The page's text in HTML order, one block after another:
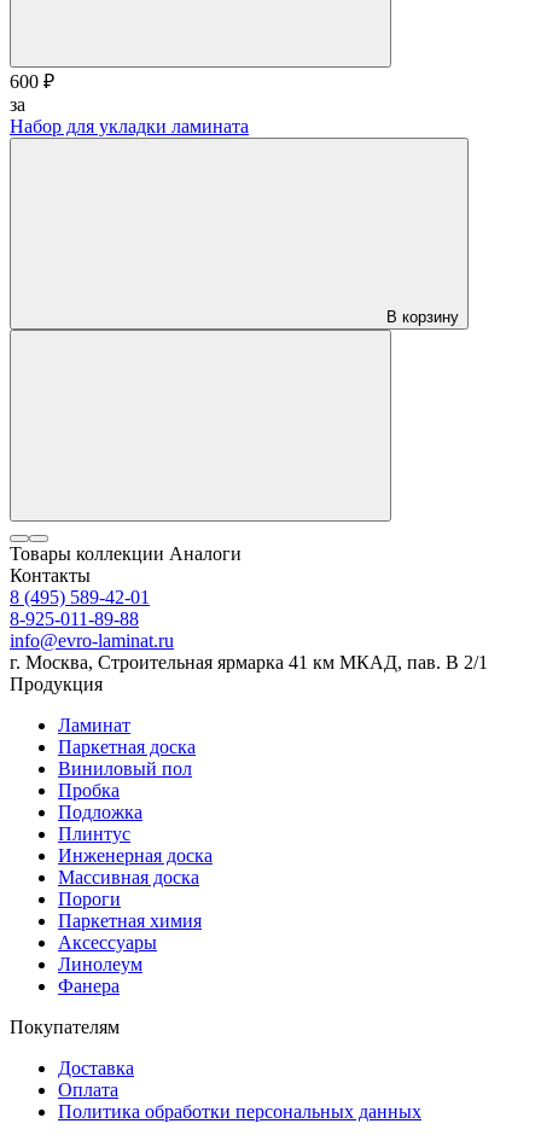
600 ₽
за
Набор для укладки ламината
В корзину
Товары коллекции Аналоги
Контакты
8 (495) 589-42-01
8-925-011-89-88
info@evro-laminat.ru
г. Москва, Строительная ярмарка 41 км МКАД, пав. В 2/1
Продукция
Ламинат
Паркетная доска
Виниловый пол
Пробка
Подложка
Плинтус
Инженерная доска
Массивная доска
Пороги
Паркетная химия
Аксессуары
Линолеум
Фанера
Покупателям
Доставка
Оплата
Политика обработки персональных данных